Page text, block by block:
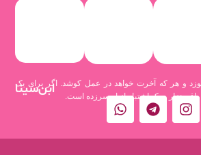
و هر که آخرت خواهد در عمل کوشد. اگر برای یک
واقع هزار و یک اشتباه از او سرزده است.
ابن‌سینا